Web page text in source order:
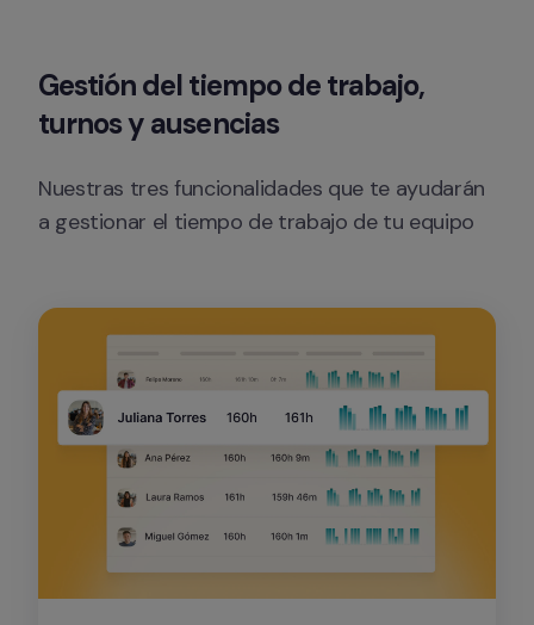
Gestión del tiempo de trabajo,
turnos y ausencias
Nuestras tres funcionalidades que te ayudarán
a gestionar el tiempo de trabajo de tu equipo